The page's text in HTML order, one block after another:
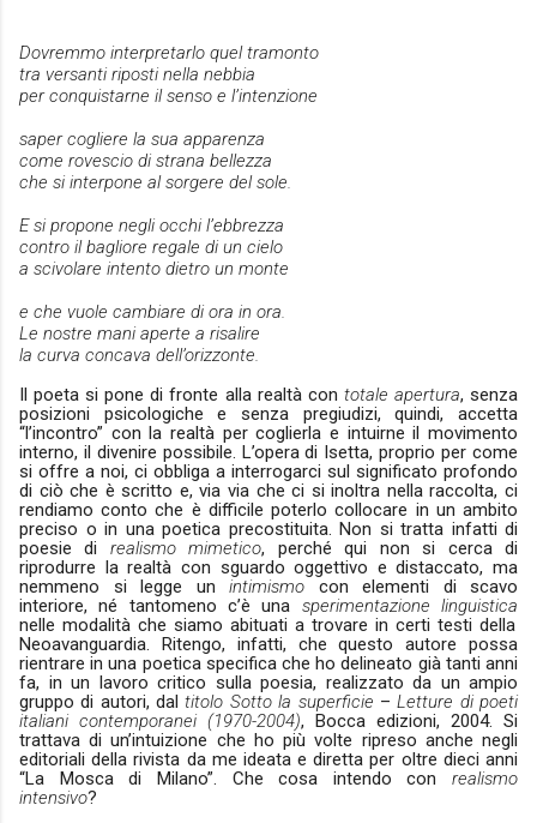
Dovremmo interpretarlo quel tramonto
tra versanti riposti nella nebbia
per conquistarne il senso e l’intenzione
saper cogliere la sua apparenza
come rovescio di strana bellezza
che si interpone al sorgere del sole.
E si propone negli occhi l’ebbrezza
contro il bagliore regale di un cielo
a scivolare intento dietro un monte
e che vuole cambiare di ora in ora.
Le nostre mani aperte a risalire
la curva concava dell’orizzonte.
Il poeta si pone di fronte alla realtà con totale apertura, senza
posizioni psicologiche e senza pregiudizi, quindi, accetta
“l’incontro” con la realtà per coglierla e intuirne il movimento
interno, il divenire possibile. L’opera di Isetta, proprio per come
si offre a noi, ci obbliga a interrogarci sul significato profondo
di ciò che è scritto e, via via che ci si inoltra nella raccolta, ci
rendiamo conto che è difficile poterlo collocare in un ambito
preciso o in una poetica precostituita. Non si tratta infatti di
poesie di realismo mimetico, perché qui non si cerca di
riprodurre la realtà con sguardo oggettivo e distaccato, ma
nemmeno si legge un intimismo con elementi di scavo
interiore, né tantomeno c’è una sperimentazione linguistica
nelle modalità che siamo abituati a trovare in certi testi della
Neoavanguardia. Ritengo, infatti, che questo autore possa
rientrare in una poetica specifica che ho delineato già tanti anni
fa, in un lavoro critico sulla poesia, realizzato da un ampio
gruppo di autori, daltitolo Sotto la superficie –Letture di poeti
italiani contemporanei (1970-2004), Bocca edizioni, 2004. Si
trattava di un’intuizione che ho più volte ripreso anche negli
editoriali della rivista da me ideata e diretta per oltre dieci anni
“La Mosca di Milano”. Che cosa intendo con realismo
intensivo?